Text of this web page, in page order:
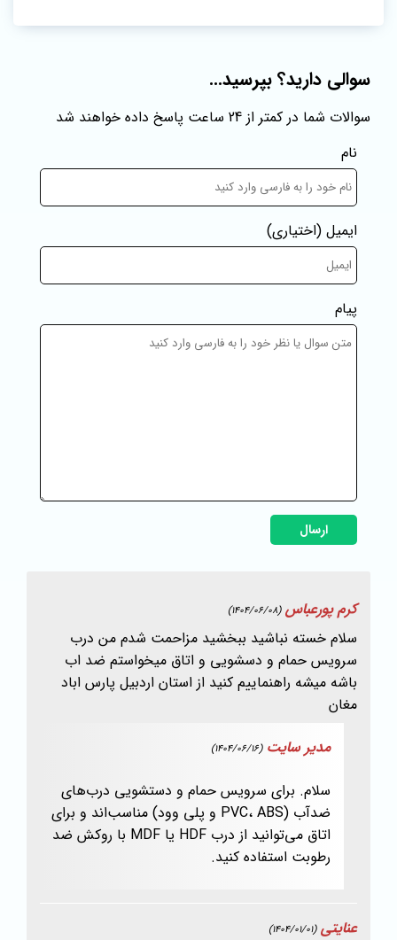
سوالی دارید؟ بپرسید...
سوالات شما در کمتر از 24 ساعت پاسخ داده خواهند شد
نام
ایمیل (اختیاری)
پیام
ارسال
کرم پورعباس (1404/06/08)
سلام خسته نباشید ببخشید مزاحمت شدم من درب
سرویس حمام و دسشویی و اتاق میخواستم ضد اب
باشه میشه راهنماییم کنید از استان اردبیل پارس اباد
مغان
مدیر سایت (1404/06/16)
سلام. برای سرویس حمام و دستشویی درب‌های
ضدآب (PVC، ABS و پلی وود) مناسب‌اند و برای
اتاق می‌توانید از درب HDF یا MDF با روکش ضد
رطوبت استفاده کنید.
عنایتی (1404/01/01)